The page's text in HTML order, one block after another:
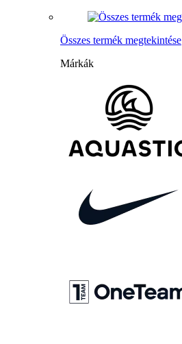
Összes termék megtekintése
Márkák